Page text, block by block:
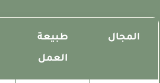
المجال
طبيعة
العمل